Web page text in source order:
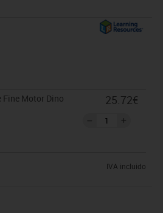
para ordenarlas fácilmente
Fine Motor Dino
25.72€
IVA incluido